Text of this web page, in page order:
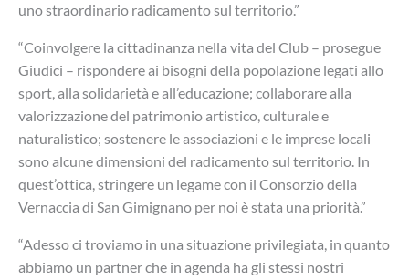
uno straordinario radicamento sul territorio.”
“Coinvolgere la cittadinanza nella vita del Club – prosegue
Giudici – rispondere ai bisogni della popolazione legati allo
sport, alla solidarietà e all’educazione; collaborare alla
valorizzazione del patrimonio artistico, culturale e
naturalistico; sostenere le associazioni e le imprese locali
sono alcune dimensioni del radicamento sul territorio. In
quest’ottica, stringere un legame con il Consorzio della
Vernaccia di San Gimignano per noi è stata una priorità.”
“Adesso ci troviamo in una situazione privilegiata, in quanto
abbiamo un partner che in agenda ha gli stessi nostri